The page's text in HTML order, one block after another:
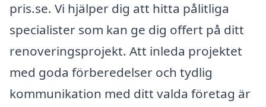
pris.se. Vi hjälper dig att hitta pålitliga
specialister som kan ge dig offert på ditt
renoveringsprojekt. Att inleda projektet
med goda förberedelser och tydlig
kommunikation med ditt valda företag är